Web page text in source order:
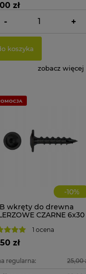
zł
netto: 14,63 zł
- +
koszyka
zobacz więcej
-10%
wkręty do drewna
CZARNE 6x30
1 ocena
zł
regularna: 25,00